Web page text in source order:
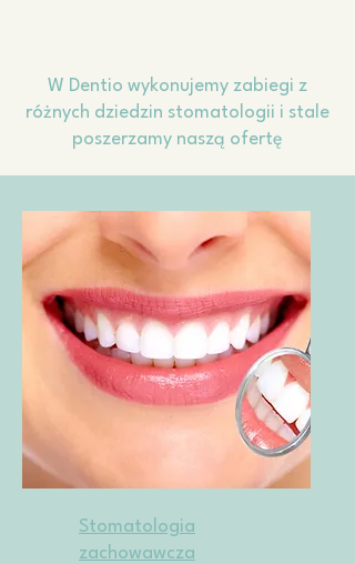
W Dentio wykonujemy zabiegi z
różnych dziedzin stomatologii i stale
poszerzamy naszą ofertę
Stomatologia
zachowawcza